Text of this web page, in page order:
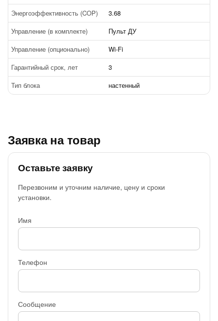
Энергоэффективность (COP)
3.68
Управление (в комплекте)
Пульт ДУ
Управление (опционально)
Wi-Fi
Гарантийный срок, лет
3
Тип блока
настенный
Заявка на товар
Оставьте заявку
Перезвоним и уточним наличие, цену и сроки
установки.
Имя
Телефон
Сообщение